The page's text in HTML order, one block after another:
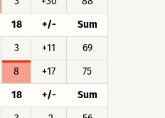
18 +/-
Sum
3 +11
69
8 +17
75
18 +/-
Sum